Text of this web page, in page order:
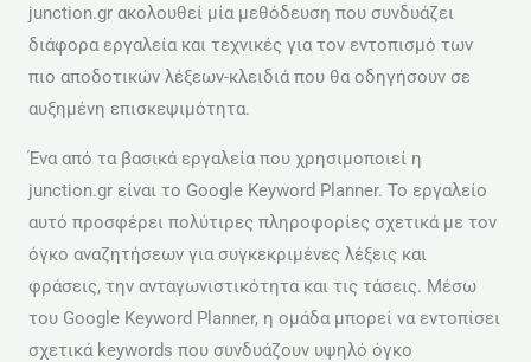
junction.gr ακολουθεί μία μεθόδευση που συνδυάζει
διάφορα εργαλεία και τεχνικές για τον εντοπισμό των
πιο αποδοτικών λέξεων-κλειδιά που θα οδηγήσουν σε
αυξημένη επισκεψιμότητα.
Ένα από τα βασικά εργαλεία που χρησιμοποιεί η
junction.gr είναι το Google Keyword Planner. Το εργαλείο
αυτό προσφέρει πολύτιρες πληροφορίες σχετικά με τον
όγκο αναζητήσεων για συγκεκριμένες λέξεις και
φράσεις, την ανταγωνιστικότητα και τις τάσεις. Μέσω
του Google Keyword Planner, η ομάδα μπορεί να εντοπίσει
σχετικά keywords που συνδυάζουν υψηλό όγκο